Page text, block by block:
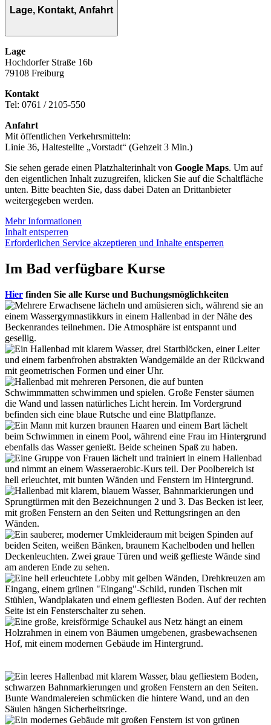
Lage, Kontakt, Anfahrt
Lage
Hochdorfer Straße 16b
79108 Freiburg
Kontakt
Tel: 0761 / 2105-550
Anfahrt
Mit öffentlichen Verkehrsmitteln:
Linie 36, Haltestellte „Vorstadt“ (Gehzeit 3 Min.)
Sie sehen gerade einen Platzhalterinhalt von Google Maps. Um auf
den eigentlichen Inhalt zuzugreifen, klicken Sie auf die Schaltfläche
unten. Bitte beachten Sie, dass dabei Daten an Drittanbieter
weitergegeben werden.
Mehr Informationen
Inhalt entsperren
Erforderlichen Service akzeptieren und Inhalte entsperren
Im Bad verfügbare Kurse
Hier finden Sie alle Kurse und Buchungsmöglichkeiten